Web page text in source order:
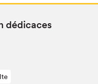
dédicaces